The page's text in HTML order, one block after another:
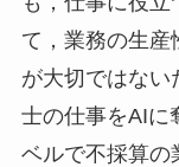
て，業務の生産
が大切ではない
士の仕事をAIに
ベルで不採算の